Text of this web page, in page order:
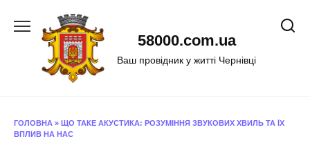
58000.com.ua
Ваш провідник у житті Чернівці
ГОЛОВНА » ЩО ТАКЕ АКУСТИКА: РОЗУМІННЯ ЗВУКОВИХ ХВИЛЬ ТА ЇХ
ВПЛИВ НА НАС